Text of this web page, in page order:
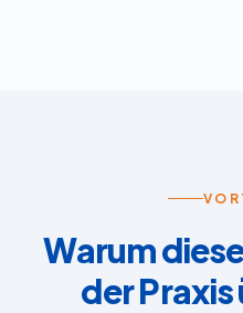
Warum
der